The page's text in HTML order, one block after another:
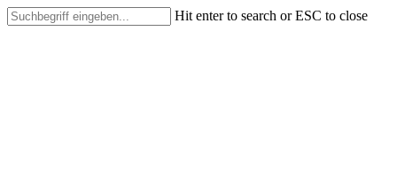
Skip
to
Hit enter to search or ESC to close